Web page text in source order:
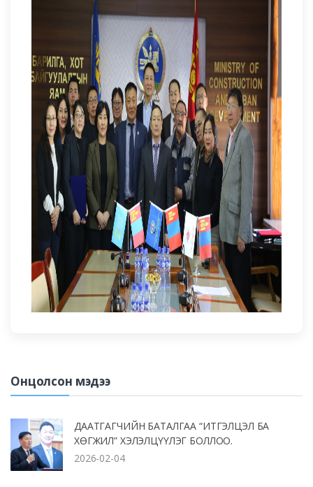
Онцолсон мэдээ
ДААТГАГЧИЙН БАТАЛГАА “ИТГЭЛЦЭЛ БА
ХӨГЖИЛ” ХЭЛЭЛЦҮҮЛЭГ БОЛЛОО.
2026-02-04